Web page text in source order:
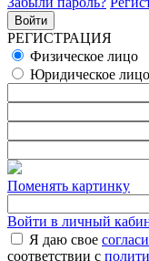
РЕГИСТРАЦИЯ
Физическое лицо
Юридическое лицо
Поменять картинку
Войти в личный
Я даю свое
соответствии с